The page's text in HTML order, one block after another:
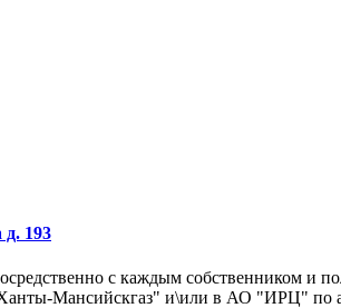
193
с каждым собственником и
Мансийскгаз" и\или в АО "ИРЦ" по